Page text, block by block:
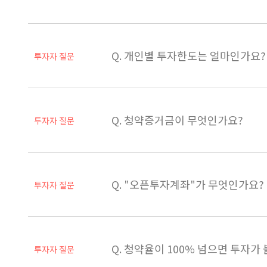
투자자 질문 Q. 개인별 투자한도는 얼마인가요?
투자자 질문 Q. 청약증거금이 무엇인가요?
투자자 질문 Q. "오픈투자계좌"가 무엇인가요?
투자자 질문 Q. 청약율이 100% 넘으면 투자가